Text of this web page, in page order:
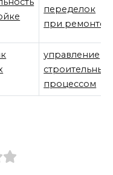
переделок
при ремонте
управление
строительным
процессом